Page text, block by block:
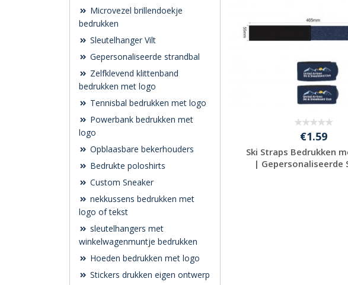
Microvezel brillendoekje
bedrukken
Sleutelhanger Vilt
Gepersonaliseerde strandbal
Zelfklevend klittenband
bedrukken met logo
Tennisbal bedrukken met logo
Powerbank bedrukken met
logo
Opblaasbare bekerhouders
Bedrukte poloshirts
Custom Sneaker
nekkussens bedrukken met
logo of tekst
sleutelhangers met
winkelwagenmuntje bedrukken
Hoeden bedrukken met logo
Stickers drukken eigen ontwerp
€1.59
Ski Straps Bedrukken
| Gepersonaliseerde